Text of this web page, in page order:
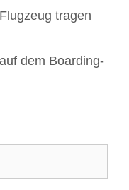
tragen
dem Boarding-